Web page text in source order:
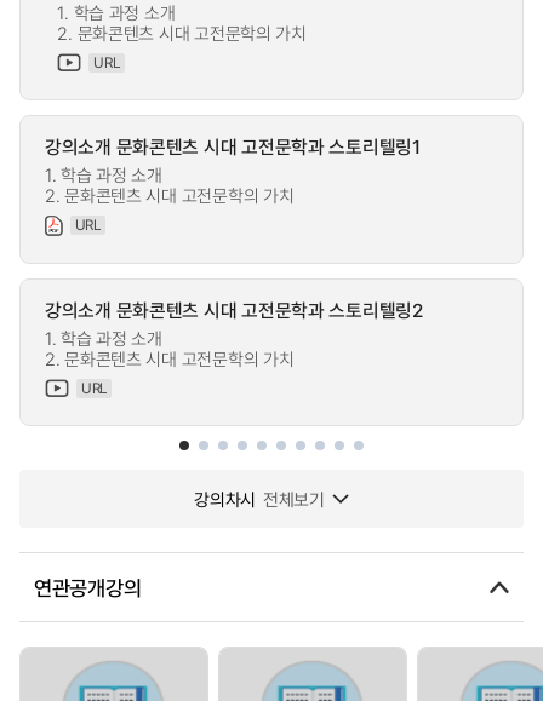
1. 학습 과정 소개
2. 문화콘텐츠 시대 고전문학의 가치
URL
강의소개 문화콘텐츠 시대 고전문학과 스토리텔링1
1. 학습 과정 소개
2. 문화콘텐츠 시대 고전문학의 가치
URL
강의소개 문화콘텐츠 시대 고전문학과 스토리텔링2
1. 학습 과정 소개
2. 문화콘텐츠 시대 고전문학의 가치
URL
강의차시 전체보기
연관공개강의